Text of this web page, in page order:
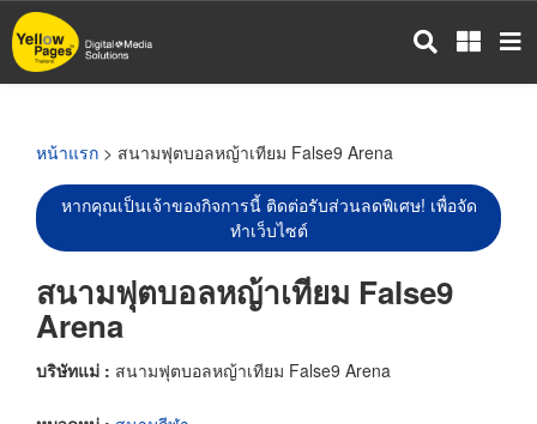
ข้าม
ไป
หน้าแรก > สนามฟุตบอลหญ้าเทียม False9 Arena
หากคุณเป็นเจ้าของกิจการนี้ ติดต่อรับส่วนลดพิเศษ! เพื่อจัด
ทำเว็บไซต์
สนามฟุตบอลหญ้าเทียม False9
Arena
บริษัทแม่ : สนามฟุตบอลหญ้าเทียม False9 Arena